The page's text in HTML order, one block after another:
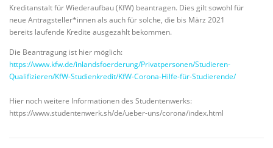
Kreditanstalt für Wiederaufbau (KfW) beantragen. Dies gilt sowohl für
neue Antragsteller*innen als auch für solche, die bis März 2021
bereits laufende Kredite ausgezahlt bekommen.
Die Beantragung ist hier möglich:
https://www.kfw.de/inlandsfoerderung/Privatpersonen/Studieren-
Qualifizieren/KfW-Studienkredit/KfW-Corona-Hilfe-für-Studierende/
Hier noch weitere Informationen des Studentenwerks:
https://www.studentenwerk.sh/de/ueber-uns/corona/index.html